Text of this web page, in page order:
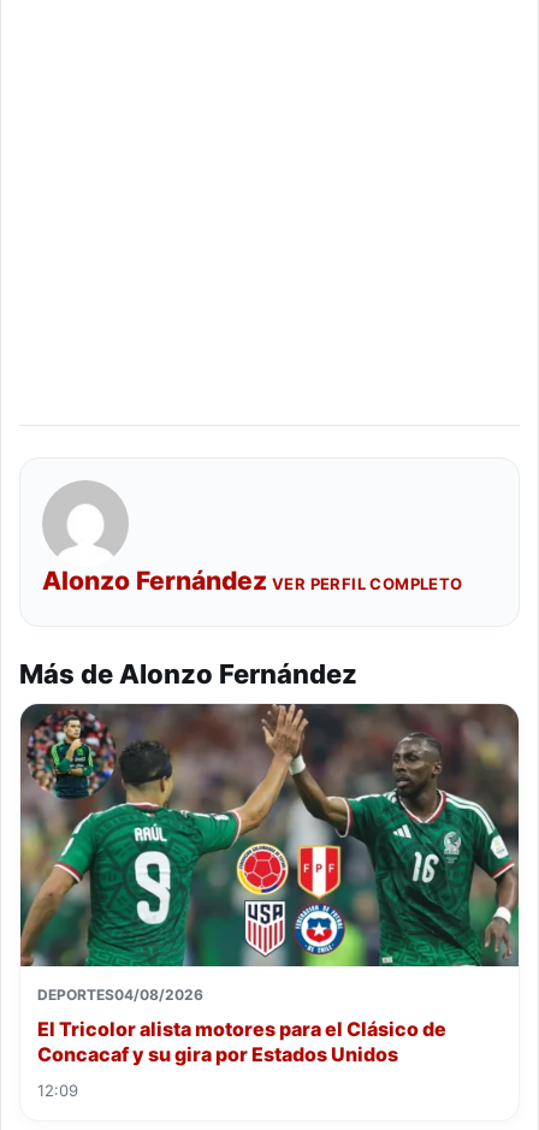
Alonzo Fernández VER PERFIL COMPLETO
Más de Alonzo Fernández
DEPORTES04/08/2026
El Tricolor alista motores para el Clásico de
Concacaf y su gira por Estados Unidos
12:09